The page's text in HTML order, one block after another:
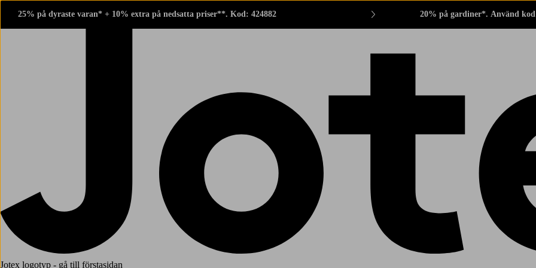
25% på dyraste varan* + 10% extra på nedsatta priser**. Kod: 424882 20% på gardiner*. Använd
Jotex logotyp - gå till förstasidan